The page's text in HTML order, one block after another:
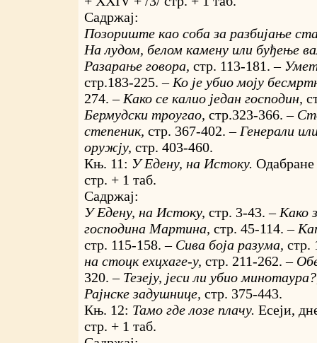
Садржај:
Позориште као соба за разбијање
На лудом, белом камену или буђење
Разарање говора, стр. 113-181. –
стр.183-225. – Ко је убио моју
274. – Како се калио један господин,
Бермудски троугао, стр.323-366. –
степеник, стр. 367-402. – Генерали
оружју, стр. 403-460.
Књ. 11: У Едену, на Истоку.
стр. + 1 таб.
Садржај:
У Едену, на Истоку, стр. 3-43. – Како
господина Мартина, стр. 45-114. –
стр. 115-158. – Сива боја разума, стр.
на стоцк еxцхаге-у, стр. 211-262. –
320. – Тезеју, јеси ли убио
Рајнске задушнице, стр. 375-443.
Књ. 12: Тамо где лозе плачу. Есеји,
стр. + 1 таб.